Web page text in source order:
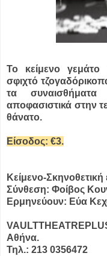
Το κείμενο γεμάτο
σφιχτό
τα
αποφασιστικά στην
θάνατο.
Είσοδος: €3.
Κείμενο-
Σύνθεση: Φοίβος
Ερμηνεύουν: Εύα
Αθήνα.
Τηλ.: 213 0356472